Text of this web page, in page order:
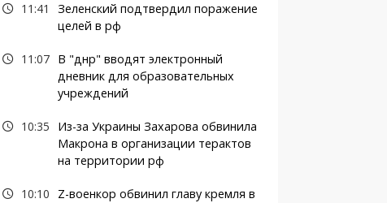
11:41
Зеленский подтвердил поражение
целей в рф
11:07
В "днр" вводят электронный
дневник для образовательных
учреждений
10:35
Из-за Украины Захарова обвинила
Макрона в организации терактов
на территории рф
10:10 Z-военкор обвинил главу кремля в